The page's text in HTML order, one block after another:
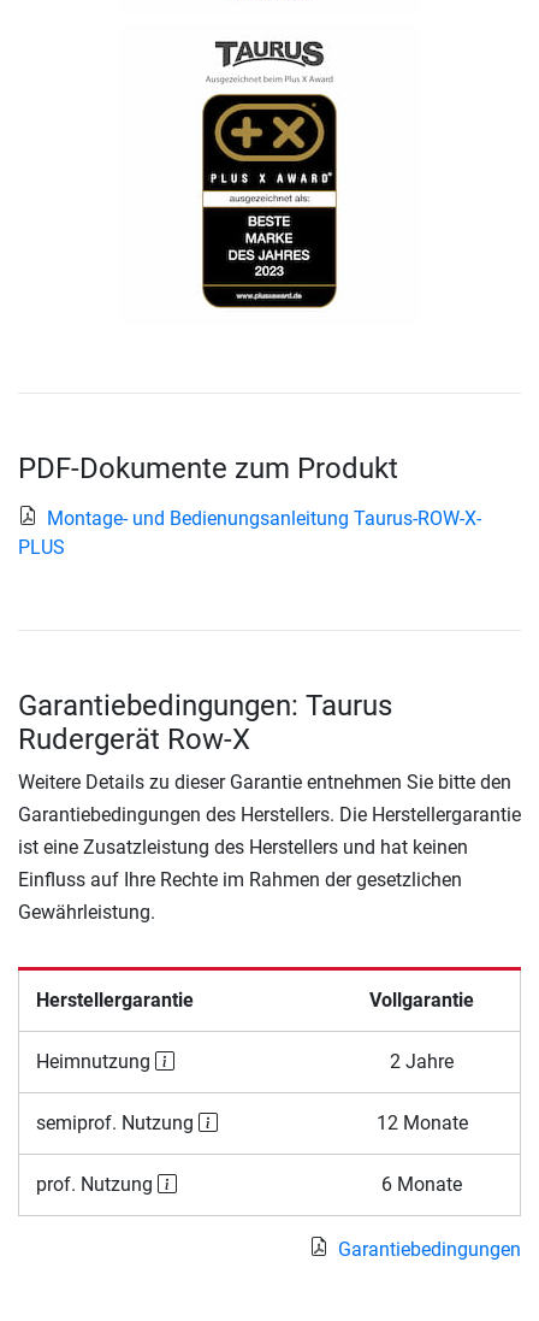
PDF-Dokumente zum Produkt
Montage- und Bedienungsanleitung Taurus-ROW-X-
PLUS
Garantiebedingungen: Taurus
Rudergerät Row-X
Weitere Details zu dieser Garantie entnehmen Sie bitte den
Garantiebedingungen des Herstellers. Die Herstellergarantie
ist eine Zusatzleistung des Herstellers und hat keinen
Einfluss auf Ihre Rechte im Rahmen der gesetzlichen
Gewährleistung.
Herstellergarantie Vollgarantie
Heimnutzung 2 Jahre
semiprof. Nutzung 12 Monate
prof. Nutzung 6 Monate
Garantiebedingungen